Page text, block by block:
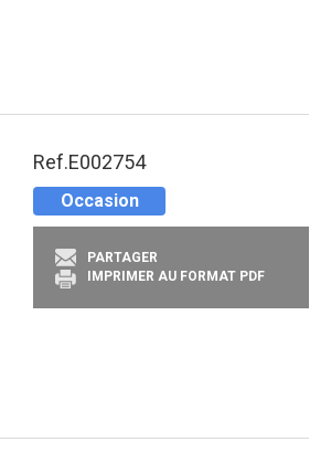
Ref.E002754
Occasion
PARTAGER
IMPRIMER AU FORMAT PDF